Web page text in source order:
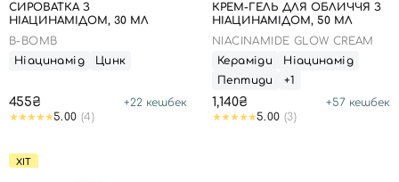
СИРОВАТКА З
НІАЦИНАМІДОМ, 30 МЛ
B-BOMB
Ніацинамід
Цинк
455₴ +22 кешбек
5.00 (4)
КРЕМ-ГЕЛЬ ДЛЯ ОБЛИЧЧЯ З
НІАЦИНАМІДОМ, 50 МЛ
NIACINAMIDE GLOW CREAM
Кераміди
Ніацинамід
Пептиди
+1
1,140₴ +57 кешбек
5.00 (3)
ХІТ